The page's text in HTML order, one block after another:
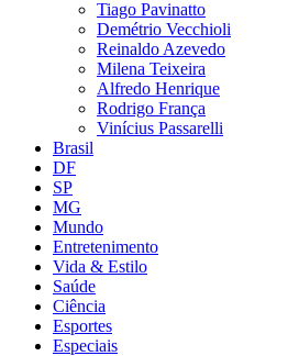
Tiago Pavinatto
Demétrio Vecchioli
Reinaldo Azevedo
Milena Teixeira
Alfredo Henrique
Rodrigo França
Vinícius Passarelli
Brasil
DF
SP
MG
Mundo
Entretenimento
Vida & Estilo
Saúde
Ciência
Esportes
Especiais